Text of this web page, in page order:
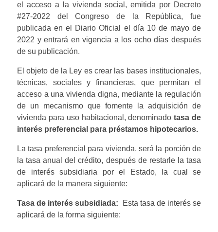
el acceso a la vivienda social, emitida por Decreto
#27-2022 del Congreso de la República, fue
publicada en el Diario Oficial el día 10 de mayo de
2022 y entrará en vigencia a los ocho días después
de su publicación.
El objeto de la Ley es crear las bases institucionales,
técnicas, sociales y financieras, que permitan el
acceso a una vivienda digna, mediante la regulación
de un mecanismo que fomente la adquisición de
vivienda para uso habitacional, denominado tasa de
interés preferencial para préstamos hipotecarios.
La tasa preferencial para vivienda, será la porción de
la tasa anual del crédito, después de restarle la tasa
de interés subsidiaria por el Estado, la cual se
aplicará de la manera siguiente:
Tasa de interés subsidiada:
Esta tasa de interés se
aplicará de la forma siguiente: